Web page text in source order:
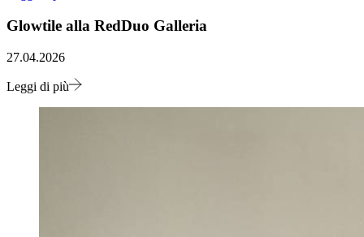
Glowtile alla RedDuo Galleria
27.04.2026
Leggi di più